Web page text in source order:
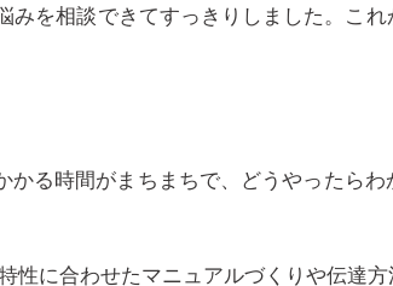
を相談できてすっきりしました。 こ
る時間がまちまちで、どうやったら
に合わせたマニュアルづくりや伝達